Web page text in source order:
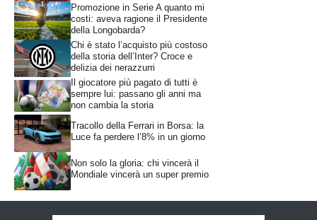
Promozione in Serie A quanto mi
costi: aveva ragione il Presidente
della Longobarda?
Chi è stato l’acquisto più costoso
della storia dell’Inter? Croce e
delizia dei nerazzurri
Il giocatore più pagato di tutti è
sempre lui: passano gli anni ma
non cambia la storia
Tracollo della Ferrari in Borsa: la
Luce fa perdere l’8% in un giorno
Non solo la gloria: chi vincerà il
Mondiale vincerà un super premio